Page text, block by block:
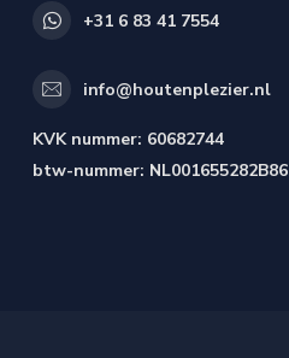
+31 6 83 41 7554
info@houtenplezier.nl
KVK nummer: 60682744
btw-nummer: NL001655282B86